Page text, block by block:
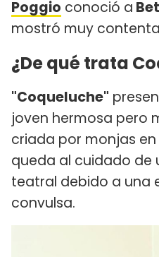
Poggio conoció a
mostró muy
¿De qué trata
"Coqueluche"
joven hermosa pero
criada por monjas
queda al cuidado de
teatral debido a una
convulsa.